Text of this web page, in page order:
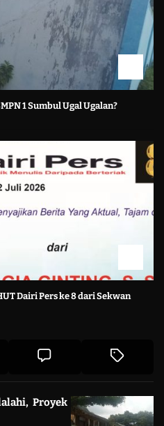
1 Sumbul Ugal Ugalan?
Dairi Pers ke 8 dari Sekwan
Proyek